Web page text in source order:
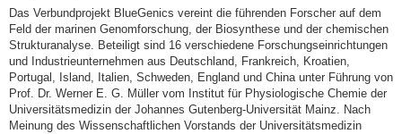
Das Verbundprojekt BlueGenics vereint die führenden Forscher auf dem
Feld der marinen Genomforschung, der Biosynthese und der chemischen
Strukturanalyse. Beteiligt sind 16 verschiedene Forschungseinrichtungen
und Industrieunternehmen aus Deutschland, Frankreich, Kroatien,
Portugal, Island, Italien, Schweden, England und China unter Führung von
Prof. Dr. Werner E. G. Müller vom Institut für Physiologische Chemie der
Universitätsmedizin der Johannes Gutenberg-Universität Mainz. Nach
Meinung des Wissenschaftlichen Vorstands der Universitätsmedizin